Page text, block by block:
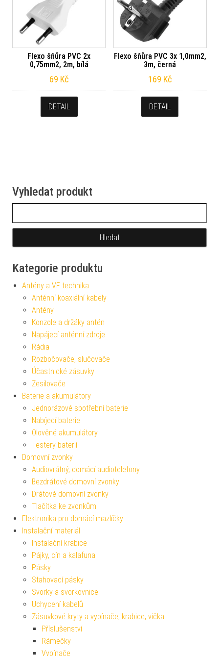
Flexo šňůra PVC 2x
0,75mm2, 2m, bílá
69 Kč
DETAIL
Flexo šňůra PVC 3x 1,0mm2,
3m, černá
169 Kč
DETAIL
Vyhledat produkt
Kategorie produktu
Antény a VF technika
Anténní koaxiální kabely
Antény
Konzole a držáky antén
Napájecí anténní zdroje
Rádia
Rozbočovače, slučovače
Účastnické zásuvky
Zesilovače
Baterie a akumulátory
Jednorázové spotřební baterie
Nabíjecí baterie
Olověné akumulátory
Testery baterií
Domovní zvonky
Audiovrátný, domácí audiotelefony
Bezdrátové domovní zvonky
Drátové domovní zvonky
Tlačítka ke zvonkům
Elektronika pro domácí mazlíčky
Instalační materiál
Instalační krabice
Pájky, cín a kalafuna
Pásky
Stahovací pásky
Svorky a svorkovnice
Uchycení kabelů
Zásuvkové kryty a vypínače, krabice, víčka
Příslušenství
Rámečky
Vypínače